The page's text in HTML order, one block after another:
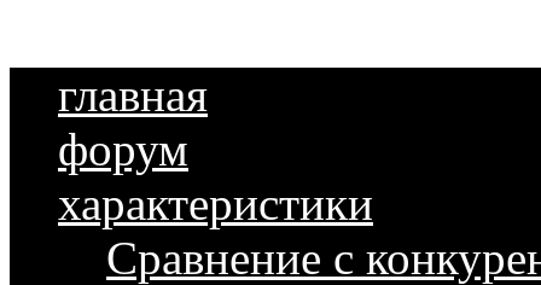
главная
форум
характеристики
Сравнение с